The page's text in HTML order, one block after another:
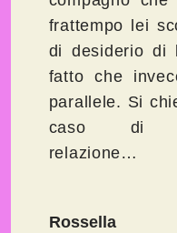
frattempo lei
di desiderio di
fatto che
parallele. Si
caso di
relazione…
Rossella